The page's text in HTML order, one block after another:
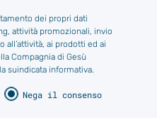
dei propri dati
attività promozionali, invio
all’attività, ai prodotti ed ai
Compagnia di Gesù
suindicata informativa.
Nega il consenso